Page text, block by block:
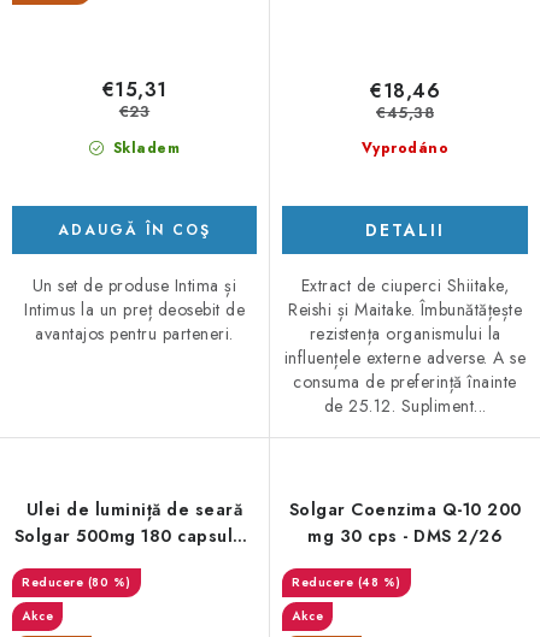
Skladem
€15,31
€23
ADAUGĂ ÎN COŞ
Un set de produse Intima și
Intimus la un preț deosebit de
avantajos pentru parteneri.
Vyprodáno
€18,46
€45,38
DETALII
Extract de ciuperci Shiitake,
Reishi și Maitake. Îmbunătățește
rezistența organismului la
influențele externe adverse. A se
consuma de preferință înainte
de 25.12. Supliment...
Ulei de luminiță de seară
Solgar 500mg 180 capsule -
DMS 12/25
(80 %)
Akce
Solgar Coenzima Q-10 200
mg 30 cps - DMS 2/26
(48 %)
Akce